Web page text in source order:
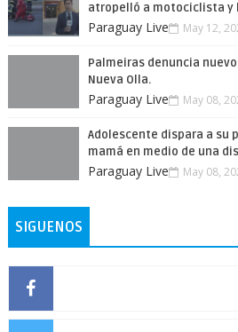
atropelló a motociclista y
Paraguay Live May 12,
Palmeiras denuncia
Nueva Olla.
Paraguay Live May 08,
Adolescente dispara a su
mamá en medio de una
Paraguay Live May 08,
SIGUENOS